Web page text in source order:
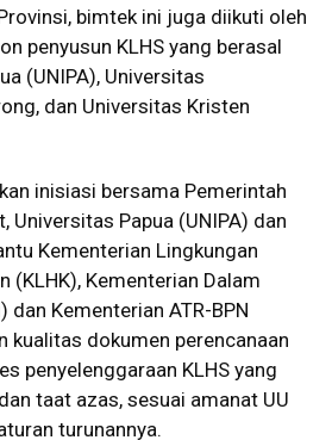
bimtek ini juga diikuti oleh
penyusun KLHS yang berasal
(UNIPA), Universitas
dan Universitas Kristen
inisiasi bersama Pemerintah
Universitas Papua (UNIPA) dan
Kementerian Lingkungan
(KLHK), Kementerian Dalam
dan Kementerian ATR-BPN
kualitas dokumen perencanaan
penyelenggaraan KLHS yang
taat azas, sesuai amanat UU
turunannya.